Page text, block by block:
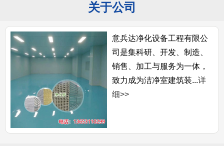
关于公司
意兵达净化设备工程有限公
司是集科研、开发、制造、
销售、加工与服务为一体，
致力成为洁净室建筑装...详
细>>